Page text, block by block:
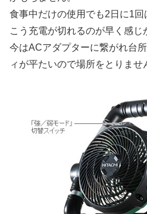
食事中だけの使用でも2日に1
こう充電が切れるのが早く感じ
今はACアダプターに繋がれ台
ィが平たいので場所をとりませ